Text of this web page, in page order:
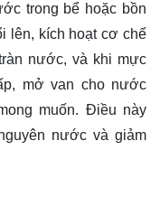
trong bể hoặc bồn
lên, kích hoạt cơ chế
nước, và khi mực
mở van cho nước
muốn. Điều này
nước và giảm